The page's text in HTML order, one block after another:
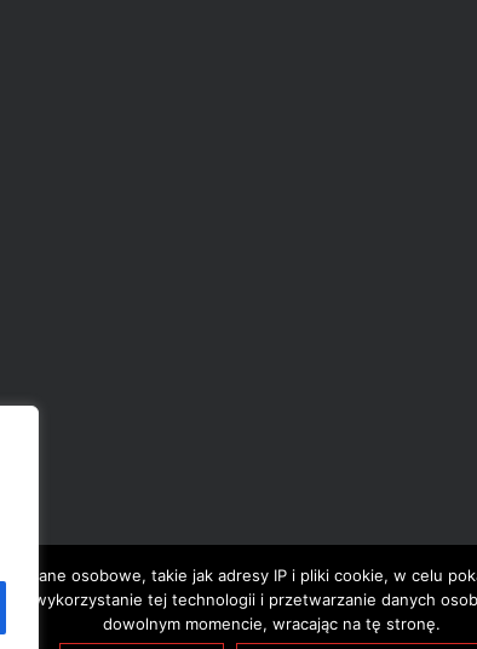
dane osobowe, takie jak adresy IP i pliki cookie, w celu
na wykorzystanie tej technologii i przetwarzanie danych
dowolnym momencie, wracając na tę stronę.